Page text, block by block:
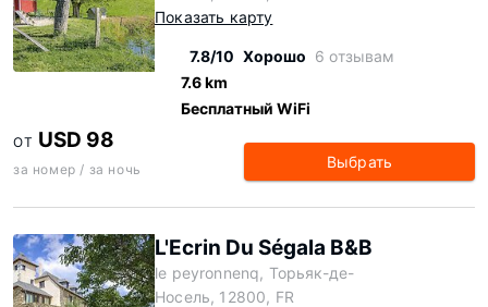
Показать карту
7.8/10 Хорошо 6 отзывам
7.6 km
Бесплатный WiFi
ОТ USD 98
за номер / за ночь Выбрать
L'Ecrin Du Ségala B&B
le peyronnenq, Торьяк-де-
Носель, 12800, FR